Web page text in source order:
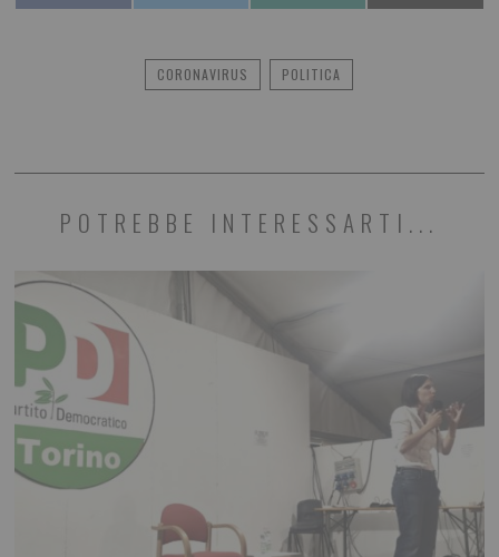
CORONAVIRUS POLITICA
POTREBBE INTERESSARTI...